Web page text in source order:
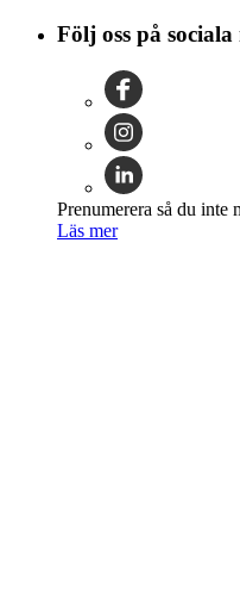
Följ oss på sociala
Prenumerera så du inte
Läs mer